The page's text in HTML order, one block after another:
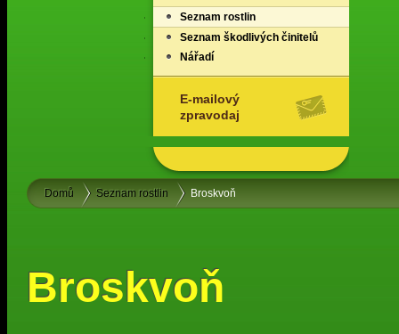
Seznam rostlin
Seznam škodlivých činitelů
Nářadí
E-mailový
zpravodaj
Domů Seznam rostlin Broskvoň
Broskvoň